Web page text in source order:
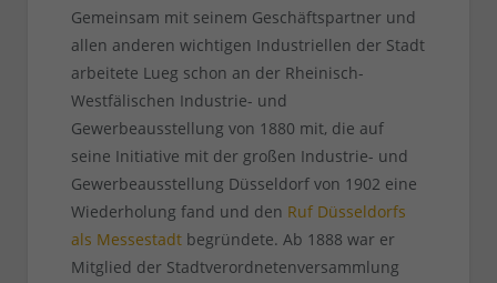
Gemeinsam mit seinem Geschäftspartner und
allen anderen wichtigen Industriellen der Stadt
arbeitete Lueg schon an der Rheinisch-
Westfälischen Industrie- und
Gewerbeausstellung von 1880 mit, die auf
seine Initiative mit der großen Industrie- und
Gewerbeausstellung Düsseldorf von 1902 eine
Wiederholung fand und den Ruf Düsseldorfs
als Messestadtbegründete. Ab 1888 war er
Mitglied der Stadtverordnetenversammlung